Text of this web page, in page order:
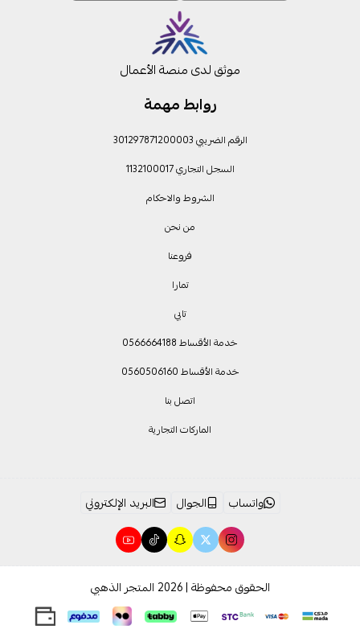
روابط مهمة
الرقم الضريبي 301297871200003
السجل التجاري 1132100017
الشروط والاحكام
من نحن
فروعنا
تمارا
تابي
خدمة الأقساط 0566664188
خدمة الأقساط 0560506160
اتصل بنا
الماركات التجارية
موثق لدى منصة الأعمال
واتساب الجوال البريد الإلكتروني
الحقوق محفوظة | 2026 المتجر الذهبي